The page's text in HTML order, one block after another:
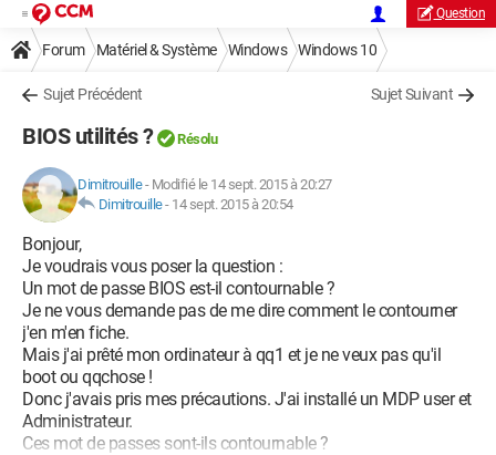
Question
Forum Matériel & Système Windows Windows 10
Sujet Précédent Sujet Suivant
BIOS utilités ? Résolu
Dimitrouille- Modifié le 14 sept. 2015 à 20:27
Dimitrouille- 14 sept. 2015 à 20:54
Bonjour,
Je voudrais vous poser la question :
Un mot de passe BIOS est-il contournable ?
Je ne vous demande pas de me dire comment le contourner
j'en m'en fiche.
Mais j'ai prêté mon ordinateur à qq1 et je ne veux pas qu'il
boot ou qqchose !
Donc j'avais pris mes précautions. J'ai installé un MDP user et
Administrateur.
Ces mot de passes sont-ils contournable ?